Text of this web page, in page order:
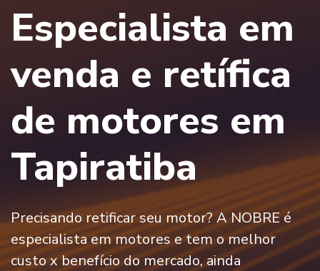
Especialista em
venda e retífica
de motores em
Tapiratiba
Precisando retificar seu motor? A NOBRE é
especialista em motores e tem o melhor
custo x benefício do mercado, ainda